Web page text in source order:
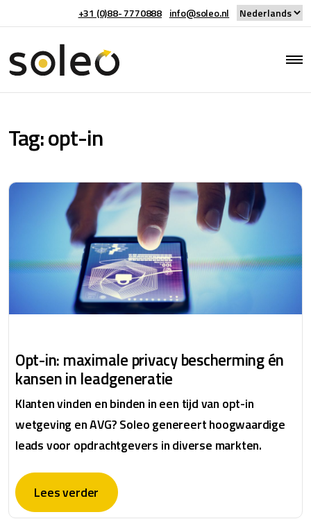
+31 (0)88- 7770888 info@soleo.nl
Tag:opt-in
Opt-in: maximale privacy bescherming én
kansen in leadgeneratie
Klanten vinden en binden in een tijd van opt-in
wetgeving en AVG? Soleo genereert hoogwaardige
leads voor opdrachtgevers in diverse markten.
Lees verder